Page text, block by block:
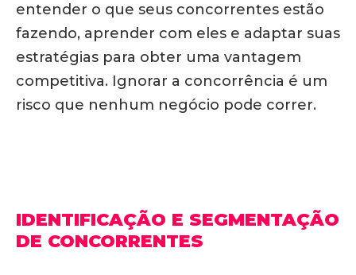
entender o que seus concorrentes estão
fazendo, aprender com eles e adaptar suas
estratégias para obter uma vantagem
competitiva. Ignorar a concorrência é um
risco que nenhum negócio pode correr.
IDENTIFICAÇÃO E SEGMENTAÇÃO
DE CONCORRENTES